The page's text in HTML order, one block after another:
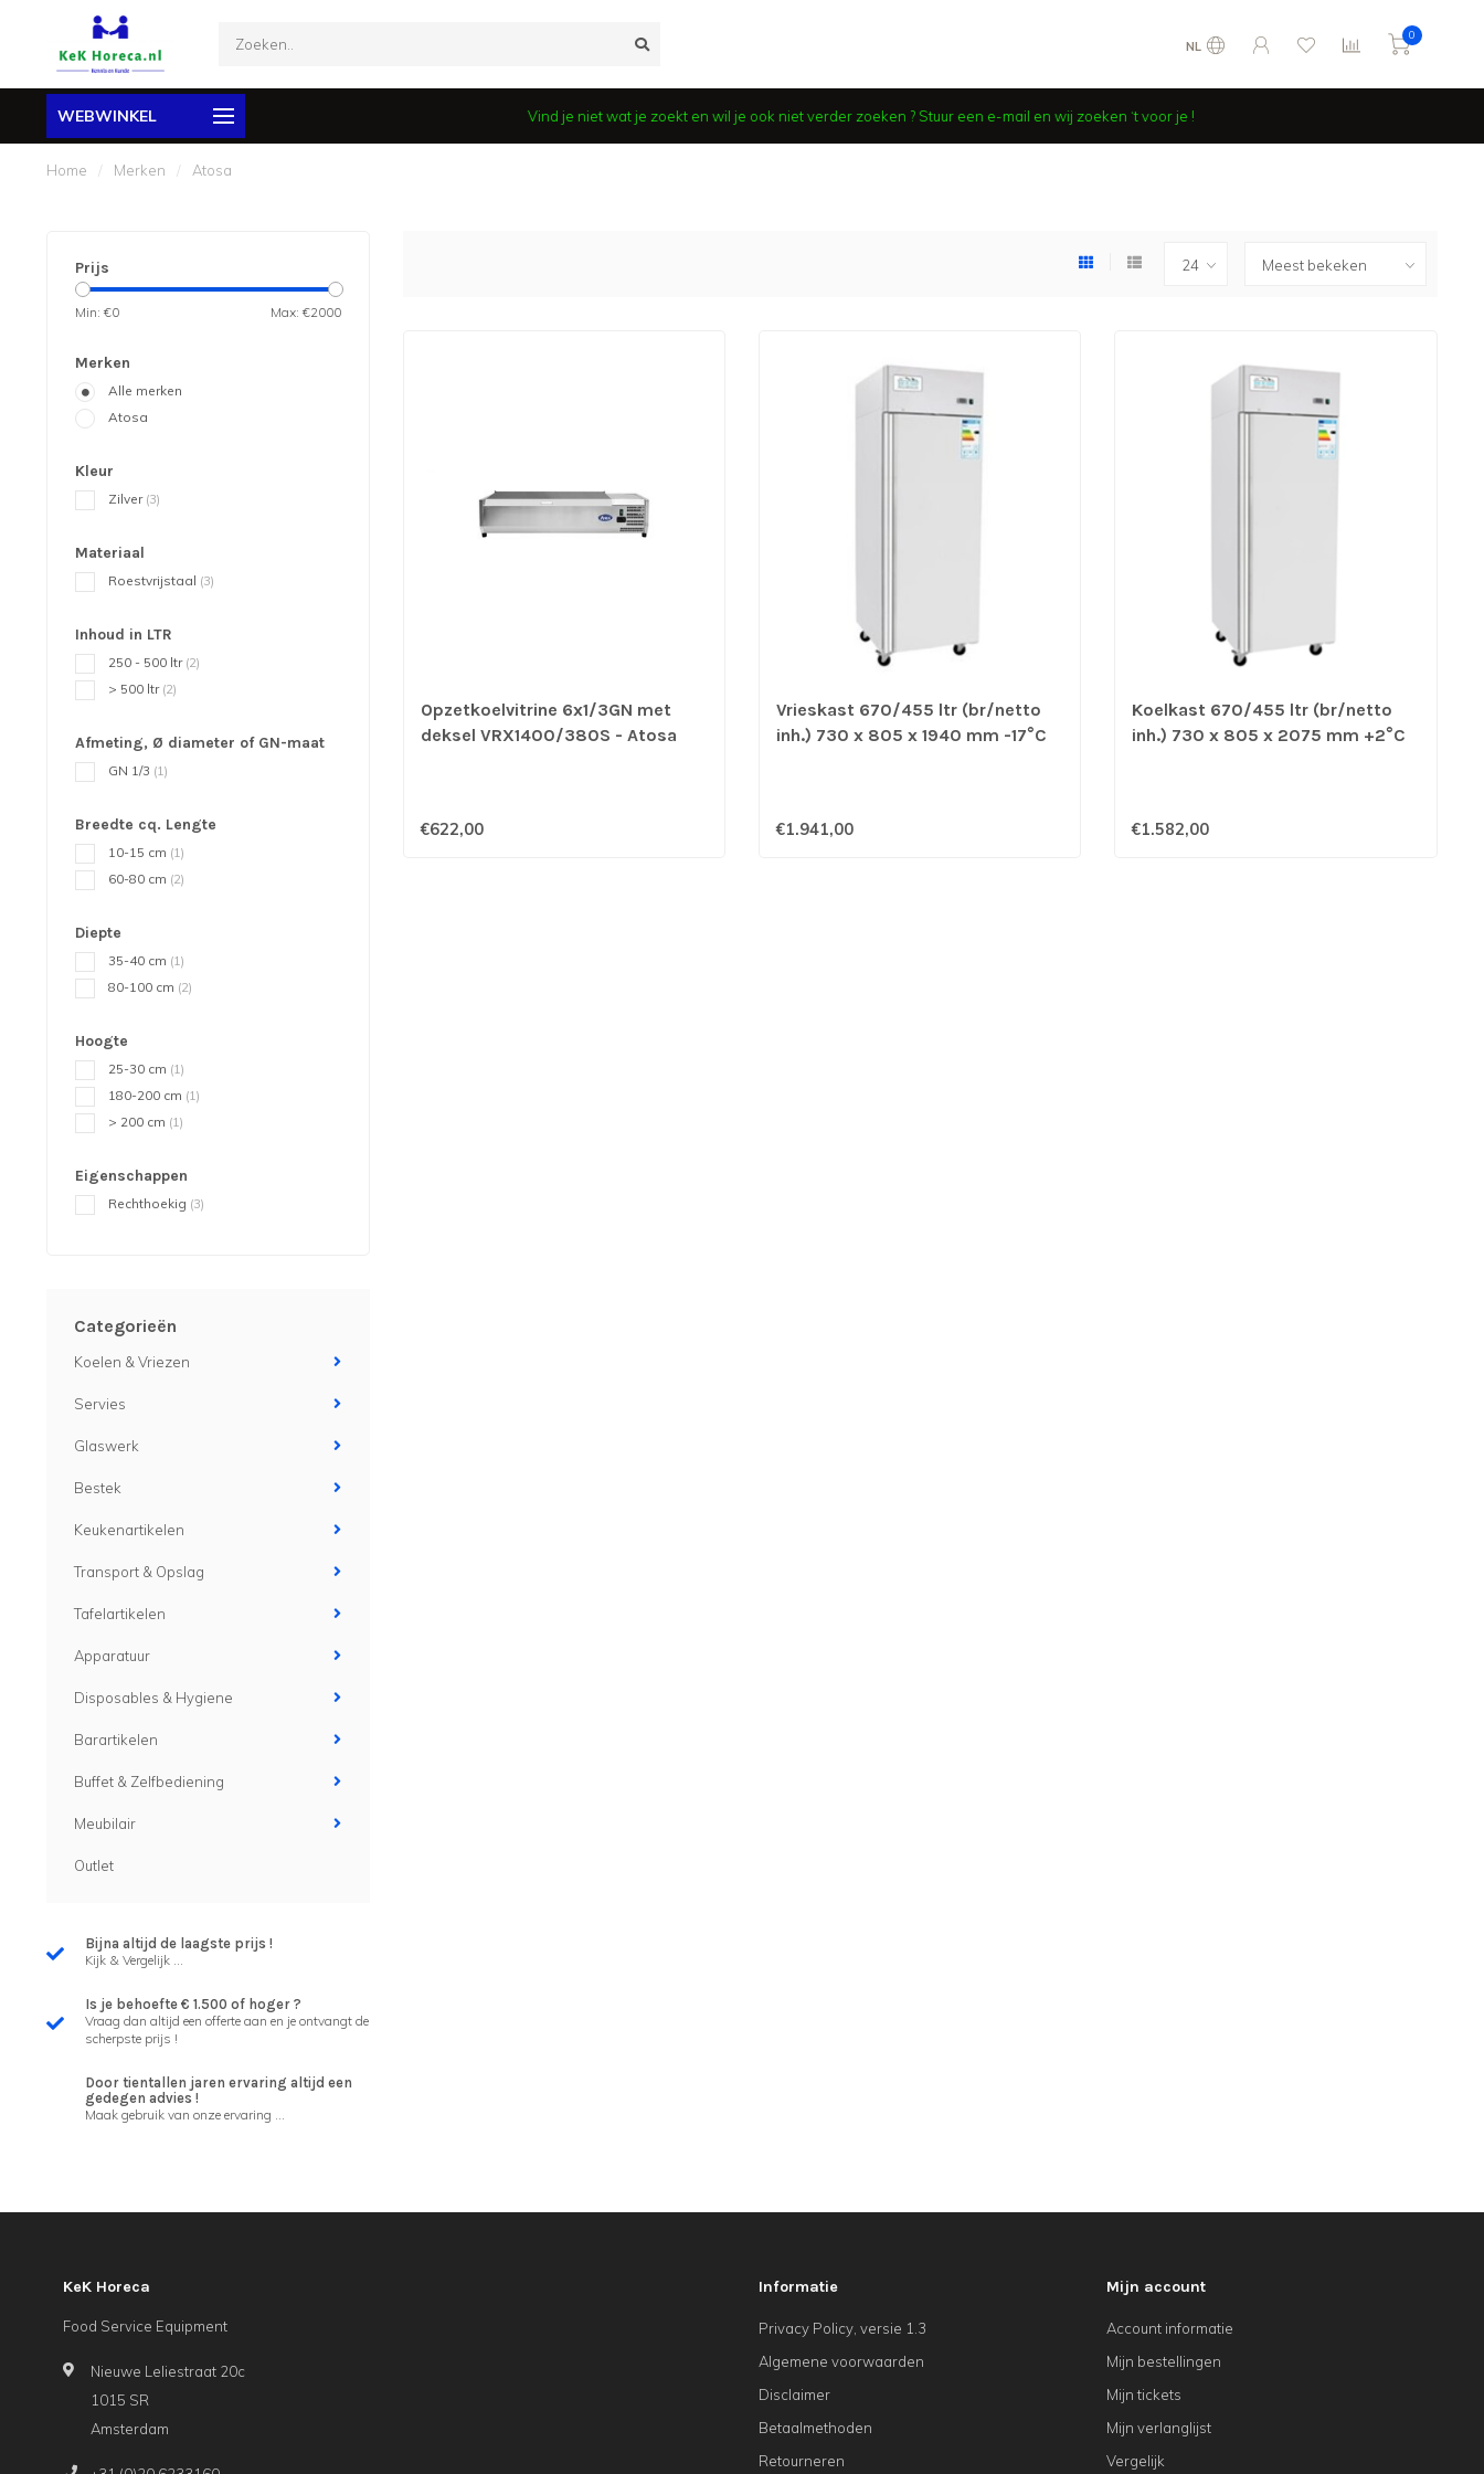
NL
0
WEBWINKEL Vind je niet wat je zoekt en wil je ook niet verder zoeken ? Stuur een e-mail en wij zoeken ‘t voor je !
Home / Merken / Atosa
Prijs
Min: €0 Max: €2000
Merken
Alle merken
Atosa
Kleur
Zilver (3)
Materiaal
Roestvrijstaal (3)
Inhoud in LTR
250 - 500 ltr (2)
> 500 ltr (2)
Afmeting, Ø diameter of GN-maat
GN 1/3 (1)
Breedte cq. Lengte
10-15 cm (1)
60-80 cm (2)
Diepte
35-40 cm (1)
80-100 cm (2)
Hoogte
25-30 cm (1)
180-200 cm (1)
> 200 cm (1)
Eigenschappen
Rechthoekig (3)
Categorieën
Koelen & Vriezen
Servies
Glaswerk
Bestek
Keukenartikelen
Transport & Opslag
Tafelartikelen
Apparatuur
Disposables & Hygiene
Barartikelen
Buffet & Zelfbediening
Meubilair
Outlet
Bijna altijd de laagste prijs !
Kijk & Vergelijk ...
Is je behoefte € 1.500 of hoger ?
Vraag dan altijd een offerte aan en je ontvangt de
scherpste prijs !
Door tientallen jaren ervaring altijd een
gedegen advies !
Maak gebruik van onze ervaring ...
Opzetkoelvitrine 6x1/3GN met
deksel VRX1400/380S - Atosa
€622,00
Vrieskast 670/455 ltr (br/netto
inh.) 730 x 805 x 1940 mm -17°C
€1.941,00
Koelkast 670/455 ltr (br/netto
inh.) 730 x 805 x 2075 mm +2°C
€1.582,00
KeK Horeca
Food Service Equipment
Nieuwe Leliestraat 20c
1015 SR
Amsterdam
Informatie
Privacy Policy, versie 1.3
Algemene voorwaarden
Disclaimer
Betaalmethoden
Retourneren
Mijn account
Account informatie
Mijn bestellingen
Mijn tickets
Mijn verlanglijst
Vergelijk